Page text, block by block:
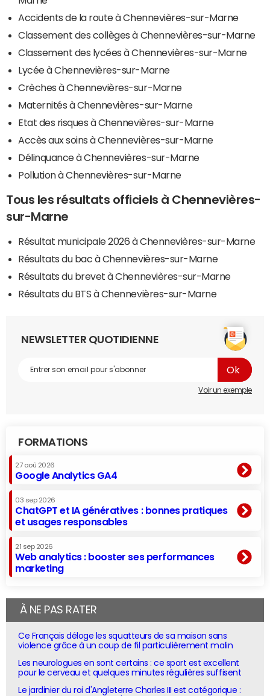
Accidents de la route à Chennevières-sur-Marne
Classement des collèges à Chennevières-sur-Marne
Classement des lycées à Chennevières-sur-Marne
Lycée à Chennevières-sur-Marne
Crèches à Chennevières-sur-Marne
Maternités à Chennevières-sur-Marne
Etat des risques à Chennevières-sur-Marne
Accès aux soins à Chennevières-sur-Marne
Délinquance à Chennevières-sur-Marne
Pollution à Chennevières-sur-Marne
Tous les résultats officiels à Chennevières-
sur-Marne
Résultat municipale 2026 à Chennevières-sur-Marne
Résultats du bac à Chennevières-sur-Marne
Résultats du brevet à Chennevières-sur-Marne
Résultats du BTS à Chennevières-sur-Marne
NEWSLETTER QUOTIDIENNE
Voir un exemple
FORMATIONS
27 aoû 2026
Google Analytics GA4
03 sep 2026
ChatGPT et IA génératives : bonnes pratiques
et usages responsables
21 sep 2026
Web analytics : booster ses performances
marketing
À NE PAS RATER
Ce Français déloge les squatteurs de sa maison sans
violence grâce à un coup de fil particulièrement malin
Les neurologues en sont certains : ce sport est excellent
pour le cerveau et quelques minutes régulières suffisent
Le jardinier du roi d'Angleterre Charles III est catégorique :